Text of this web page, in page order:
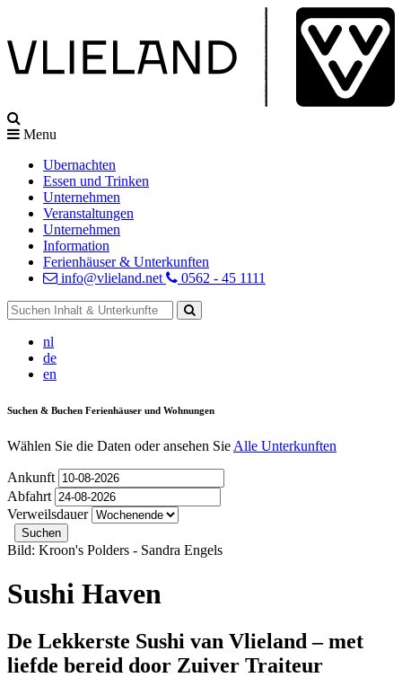
Menu
Ubernachten
Essen und Trinken
Unternehmen
Veranstaltungen
Unternehmen
Information
Ferienhäuser & Unterkunften
info@vlieland.net
0562 - 45 1111
nl
de
en
Suchen & Buchen Ferienhäuser und Wohnungen
Wählen Sie die Daten oder ansehen Sie Alle Unterkunften
Ankunft
Abfahrt
Verweilsdauer
Bild: Kroon's Polders - Sandra Engels
Sushi Haven
De Lekkerste Sushi van Vlieland – met
liefde bereid door Zuiver Traiteur